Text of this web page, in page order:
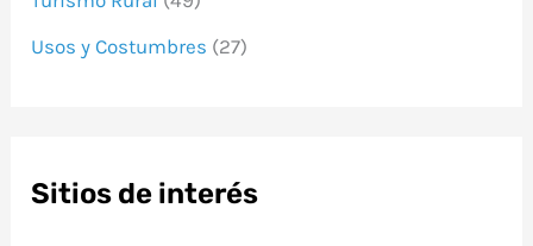
Usos y Costumbres (27)
Sitios de interés